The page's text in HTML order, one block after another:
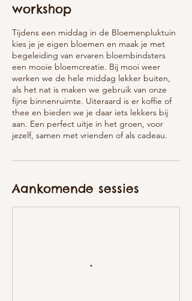
workshop
Tijdens een middag in de Bloemenpluktuin
kies je je eigen bloemen en maak je met
begeleiding van ervaren bloembindsters
een mooie bloemcreatie. Bij mooi weer
werken we de hele middag lekker buiten,
als het nat is maken we gebruik van onze
fijne binnenruimte. Uiteraard is er koffie of
thee en bieden we je daar iets lekkers bij
aan. Een perfect uitje in het groen, voor
jezelf, samen met vrienden of als cadeau.
Aankomende sessies